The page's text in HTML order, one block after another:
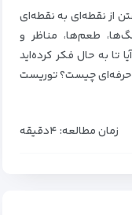
از نقطه‌ای به نقطه‌ای
طعم‌ها، مناظر و
تا به حال فکر کرده‌اید
چیست؟ توریست
زمان مطالعه: ۴دقیقه